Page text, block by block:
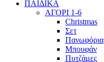
ΠΑΙΔΙΚΑ
ΑΓΟΡΙ 1-6
Christmas
Σετ
Πανωφόρια
Μπουφάν
Πυτζάμες